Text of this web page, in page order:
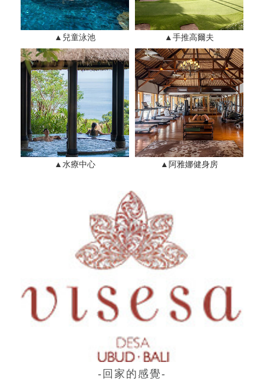
▲兒童泳池 ▲手推高爾夫
▲水療中心 ▲阿雅娜健身房
-回家的感覺-